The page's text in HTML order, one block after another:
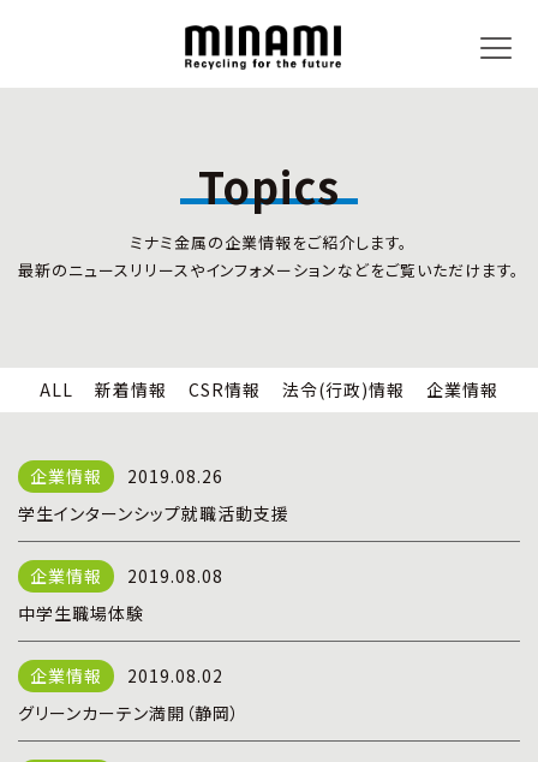
CSR情報
企業情報
全国事業所紹介
事業内容
リサイクルサービス
小型家電リサイクル法
全国の回収対応
Topics
ミナミ金属の企業情報をご紹介します。
最新のニュースリリースやインフォメーションなどをご覧いただけます。
ALL 新着情報 CSR情報 法令(行政)情報 企業情報
2019.08.26
学生インターンシップ就職活動支援
2019.08.08
中学生職場体験
2019.08.02
グリーンカーテン満開（静岡）